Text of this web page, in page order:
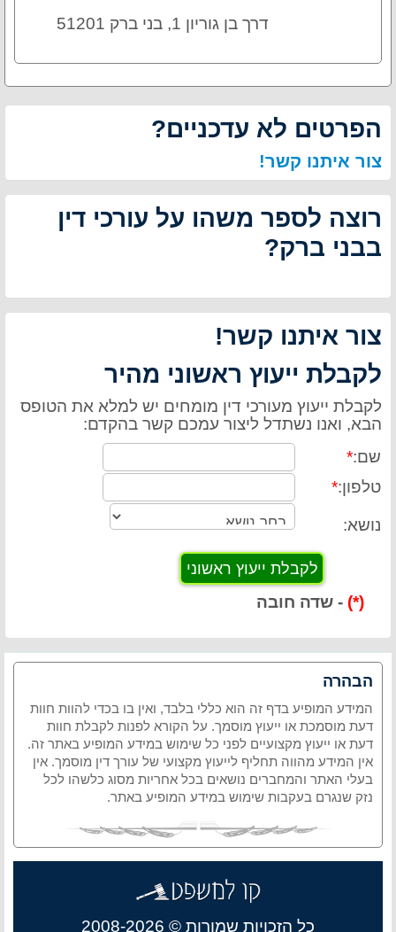
דרך בן גוריון 1, בני ברק 51201
הפרטים לא עדכניים?
צור איתנו קשר!
רוצה לספר משהו על עורכי דין
בבני ברק?
צור איתנו קשר!
לקבלת ייעוץ ראשוני מהיר
לקבלת ייעוץ מעורכי דין מומחים יש למלא את הטופס
הבא, ואנו נשתדל ליצור עמכם קשר בהקדם:
שם:*
טלפון:*
נושא:
(*) - שדה חובה
הבהרה
המידע המופיע בדף זה הוא כללי בלבד, ואין בו בכדי להוות חוות
דעת מוסמכת או ייעוץ מוסמך. על הקורא לפנות לקבלת חוות
דעת או ייעוץ מקצועיים לפני כל שימוש במידע המופיע באתר זה.
אין המידע מהווה תחליף לייעוץ מקצועי של עורך דין מוסמך. אין
בעלי האתר והמחברים נושאים בכל אחריות מסוג כלשהו לכל
נזק שנגרם בעקבות שימוש במידע המופיע באתר.
כל הזכויות שמורות © 2008-2026